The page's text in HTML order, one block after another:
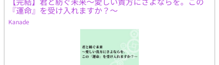
『運命』を受け入れますか？〜
Kanade